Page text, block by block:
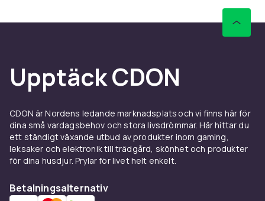
Upptäck CDON
CDON är Nordens ledande marknadsplats och vi finns här för
dina små vardagsbehov och stora livsdrömmar. Här hittar du
ett ständigt växande utbud av produkter inom gaming,
leksaker och elektronik till trädgård, skönhet och produkter
för dina husdjur. Prylar för livet helt enkelt.
Betalningsalternativ